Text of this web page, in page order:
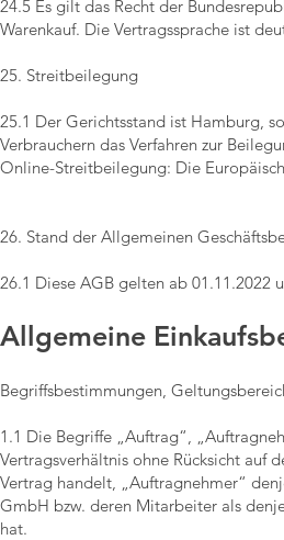
24.5 Es gilt das Recht der
Warenkauf. Die Vertragssprache ist
25. Streitbeilegung​​​​​​​
25.1 Der Gerichtsstand ist Hamburg,
Verbrauchern das Verfahren zur
Online-Streitbeilegung: Die
26. Stand der Allgemeinen
26.1 Diese AGB gelten ab 01.11.2022
Allgemeine
Begriffsbestimmungen,
1.1 Die Begriffe „Auftrag“,
Vertragsverhältnis ohne Rücksicht auf
Vertrag handelt, „Auftragnehmer“
GmbH bzw. deren Mitarbeiter als
hat.